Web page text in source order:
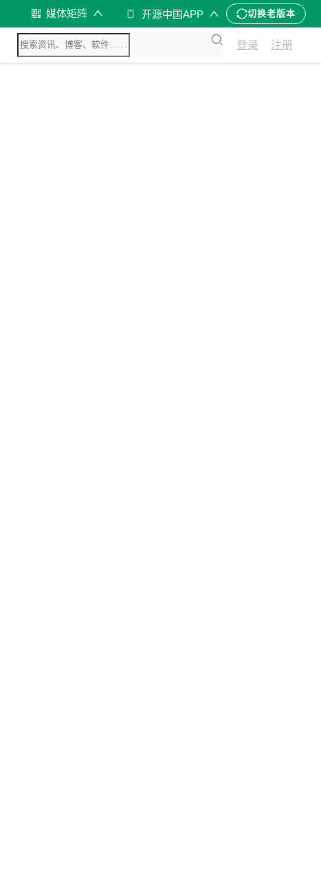
媒体矩阵 开源中国APP 切换老版本
登录 注册